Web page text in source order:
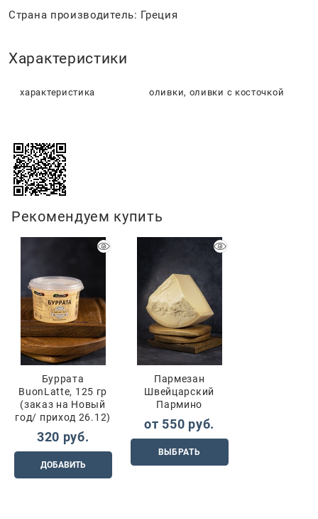
Страна производитель: Греция
Характеристики
характеристика оливки, оливки с косточкой
Рекомендуем купить
Буррата
BuonLatte, 125 гр
(заказ на Новый
год/ приход 26.12)
320 руб.
ДОБАВИТЬ
Пармезан
Швейцарский
Пармино
от 550 руб.
ВЫБРАТЬ